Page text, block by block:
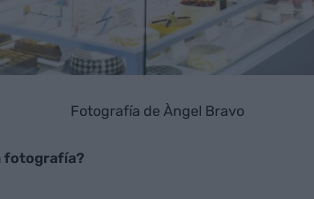
Fotografía de Àngel Bravo
fotografía?